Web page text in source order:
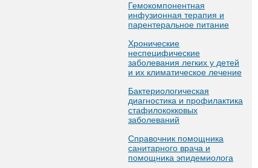
Гемокомпонентная
инфузионная терапия и
парентеральное питание
Хронические
неспецифические
заболевания легких у детей
и их климатическое лечение
Бактериологическая
диагностика и профилактика
стафилококковых
заболеваний
Справочник помощника
санитарного врача и
помощника эпидемиолога